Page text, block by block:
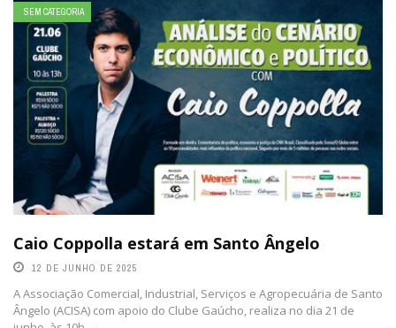
SEM CATEGORIA
Caio Coppolla estará em Santo Ângelo
12 DE JUNHO DE 2025
A Associação Comercial, Industrial, Serviços e Agropecuária de Santo
Ângelo (ACISA) com apoio do Clube Gaúcho, realiza no dia 21 de